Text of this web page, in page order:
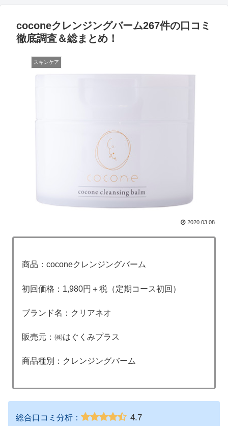
coconeクレンジングバーム267件の口コミ
徹底調査＆総まとめ！
スキンケア
2020.03.08
商品：coconeクレンジングバーム
初回価格：1,980円＋税（定期コース初回）
ブランド名：クリアネオ
販売元：㈱はぐくみプラス
商品種別：クレンジングバーム
総合口コミ分析： 4.7